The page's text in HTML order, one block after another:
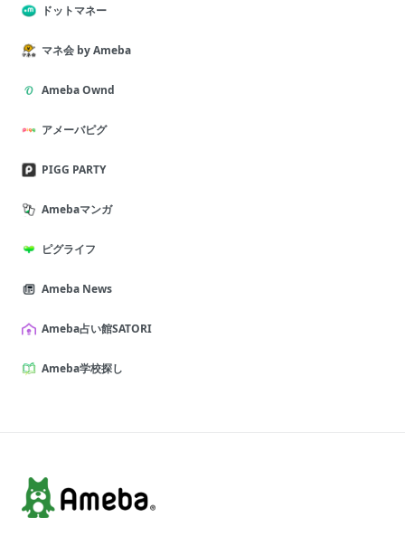
ドットマネー
マネ会 by Ameba
Ameba Ownd
アメーバピグ
PIGG PARTY
Amebaマンガ
ピグライフ
Ameba News
Ameba占い館SATORI
Ameba学校探し